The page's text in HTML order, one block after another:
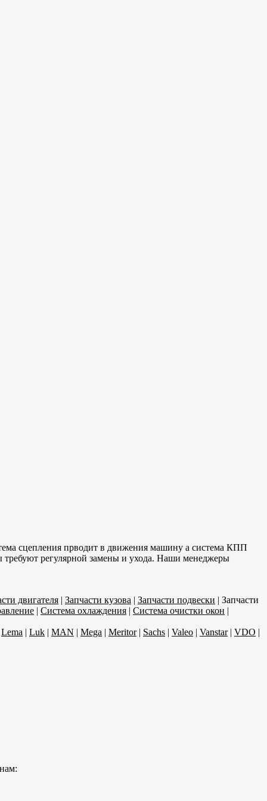
сцепления прводит в движения машину а система КПП
требуют регулярной замены и ухода. Наши менеджеры
двигателя | Запчасти кузова | Запчасти подвески | Запчасти
| Система охлаждения | Система очистки окон |
Lema | Luk | MAN | Mega | Meritor| Sachs | Valeo | Vanstar| VDO |